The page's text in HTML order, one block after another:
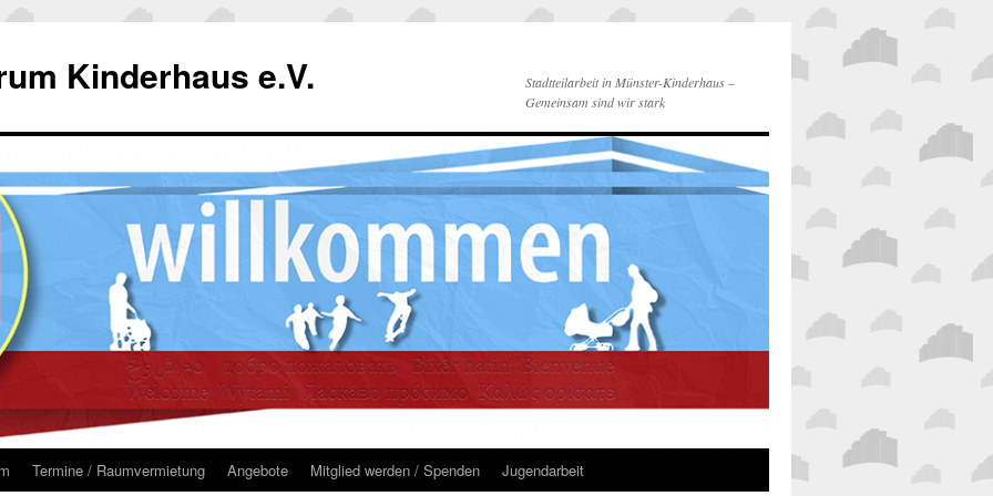
Kinderhaus e.V.
Stadtteilarbeit in Münster-Kinderhaus –
Gemeinsam sind wir stark
Termine / Raumvermietung Angebote Mitglied werden / Spenden Jugendarbeit